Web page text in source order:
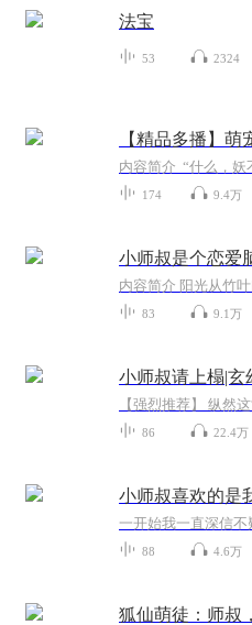
法宝
53 2324
【精品多播】
174 9.4万
小师叔是个恋爱
83 9.1万
小师叔请上榻|玄
86 22.4万
小师叔喜欢的是
88 4.6万
狐仙萌徒：师叔